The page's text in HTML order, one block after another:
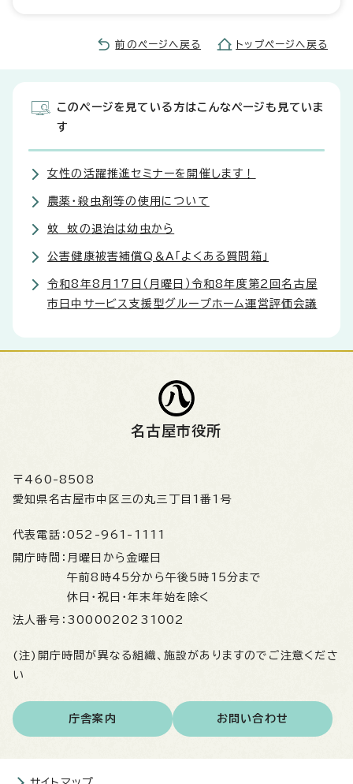
前のページへ戻る トップページへ戻る
このページを見ている方はこんなページも見ていま
す
女性の活躍推進セミナーを開催します！
農薬・殺虫剤等の使用について
蚊 蚊の退治は幼虫から
公害健康被害補償Q＆A「よくある質問箱」
令和8年8月17日（月曜日）令和8年度第2回名古屋
市日中サービス支援型グループホーム運営評価会議
名古屋市役所
〒460-8508
愛知県名古屋市中区三の丸三丁目1番1号
代表電話： 052-961-1111
開庁時間： 月曜日から金曜日
午前8時45分から午後5時15分まで
休日・祝日・年末年始を除く
法人番号： 3000020231002
(注)開庁時間が異なる組織、施設がありますのでご注意くださ
い
庁舎案内 お問い合わせ